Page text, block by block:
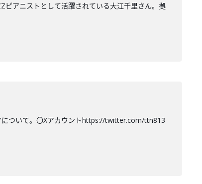
ピアニストとして活躍されている大江千里さん。拠
について。〇Xアカウントhttps://twitter.com/ttn813